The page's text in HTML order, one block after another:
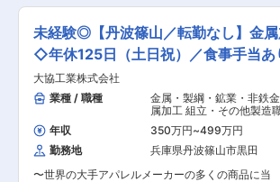
せします。将来的には、工場長にお任せできる人
材を求めております。 ■詳細業務： ・製造にお
ける品質、コスト、納期、衛生管理全般 ・生産工
程の改善 ・社員、パート、アルバイトの業務管
理・育成 ・新製品の生産ラインテスト ・部門マ
ネジメント業務など ※メイン業務はマネジメント
と生産工程改善に期待 ■当社の特徴： ・直営店
の運営だけでなく約550店舗のプロデュースも行
っています。従来のビジネスモデルの保証金／加
盟料／プロデュース料から収益を得るのではなく
食材を提供し毎月代金を頂くというビジネスモデ
ルを採用している為、経常利益10％を超える飲食
未経験◎【丹波篠山／転勤なし】金
◇年休125日（土日祝）／食事手当あ
◎
大協工業株式会社
業種 / 職種
金属・製綱・鉱業・非鉄
属加工 組立・その他製造
年収
350万円~499万円
勤務地
兵庫県丹波篠山市黒田
〜世界の大手アパレルメーカーの多くの商品に当